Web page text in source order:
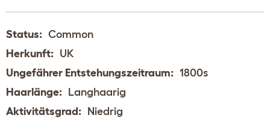
Status: Common
Herkunft: UK
Ungefährer Entstehungszeitraum: 1800s
Haarlänge: Langhaarig
Aktivitätsgrad: Niedrig